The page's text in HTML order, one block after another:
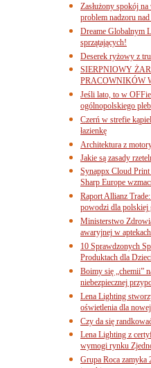
Zasłużony spokój
problem nadzoru
Dreame Globalnym
sprzątających!
Deserek ryżowy z
SIERPNIOWY
PRACOWNIKÓW
Jeśli lato, to w
ogólnopolskiego
Czerń w strefie
łazienkę
Architektura z
Jakie są zasady
Synappx Cloud Print
Sharp Europe
Raport Allianz
powodzi dla polskiej
Ministerstwo
awaryjnej w
10 Sprawdzonych
Produktach dla
Boimy się „chemii”
niebezpiecznej
Lena Lighting
oświetlenia dla
Czy da się
Lena Lighting z
wymogi rynku
Grupa Roca zamyka